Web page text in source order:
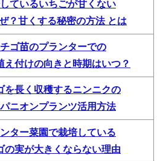
ているいちごが甘くない
？甘くする秘密の方法 とは
ゴ苗のプランターでの
え付けの向きと時期はいつ？
を長く収穫するニンニクの
ニオンプランツ活用方法
ター菜園で栽培している
の実が大きくならない理由